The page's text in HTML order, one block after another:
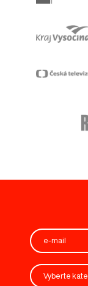
Vyberte